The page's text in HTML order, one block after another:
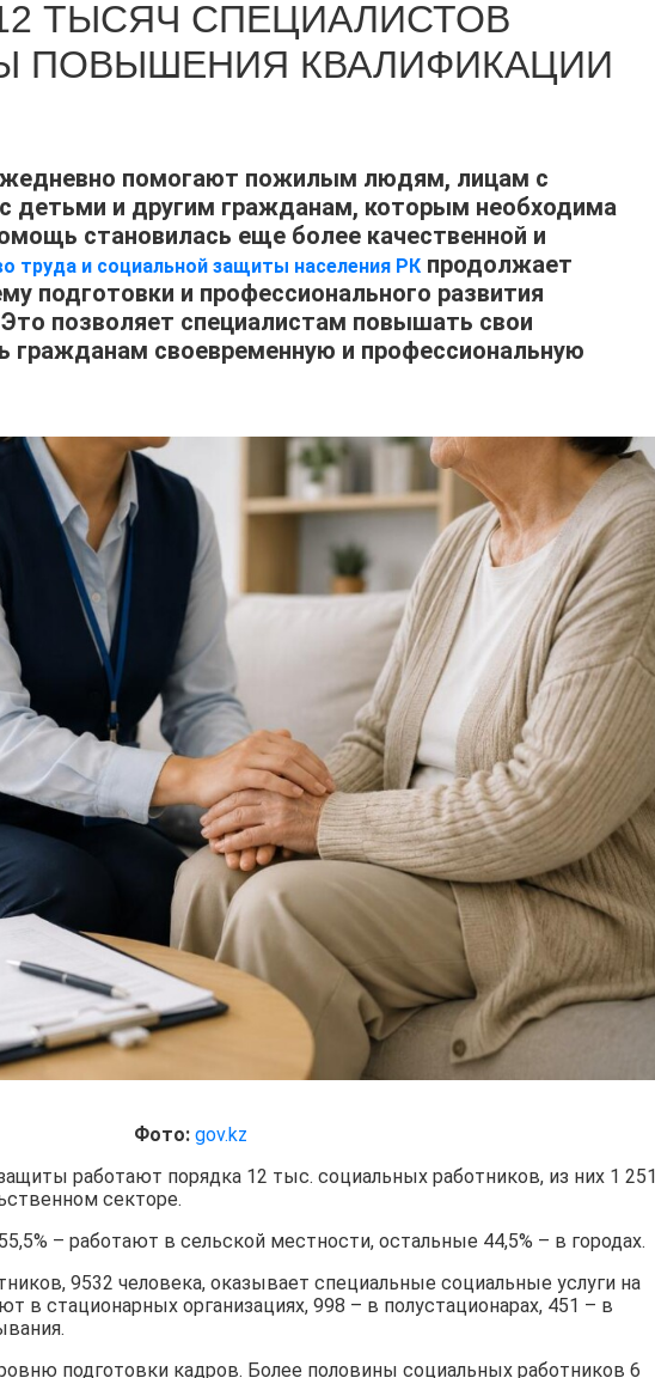
ТЫСЯЧ СПЕЦИАЛИСТОВ
ПОВЫШЕНИЯ КВАЛИФИКАЦИИ
помогают пожилым людям, лицам с
детьми и другим гражданам, которым необходима
становилась еще более качественной и
труда и социальной защиты населения РК продолжает
подготовки и профессионального развития
позволяет специалистам повышать свои
гражданам своевременную и профессиональную
Фото: gov.kz
работают порядка 12 тыс. социальных работников, из них 1 251
секторе.
– работают в сельской местности, остальные 44,5% – в городах.
9532 человека, оказывает специальные социальные услуги на
в стационарных организациях, 998 – в полустационарах, 451 – в
подготовки кадров. Более половины социальных работников 6